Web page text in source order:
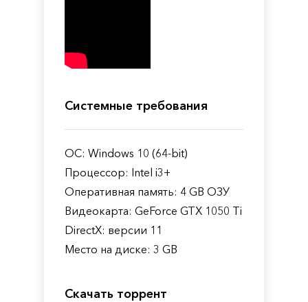
Системные требования
ОС: Windows 10 (64-bit)
Процессор: Intel i3+
Оперативная память: 4 GB ОЗУ
Видеокарта: GeForce GTX 1050 Ti
DirectX: версии 11
Место на диске: 3 GB
Скачать торрент